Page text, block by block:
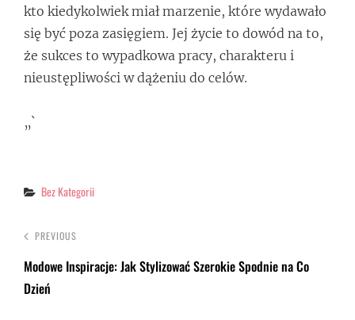
kto kiedykolwiek miał marzenie, które wydawało
się być poza zasięgiem. Jej życie to dowód na to,
że sukces to wypadkowa pracy, charakteru i
nieustępliwości w dążeniu do celów.
„`
Categories
Bez Kategorii
PREVIOUS
Modowe Inspiracje: Jak Stylizować Szerokie Spodnie na Co
Dzień